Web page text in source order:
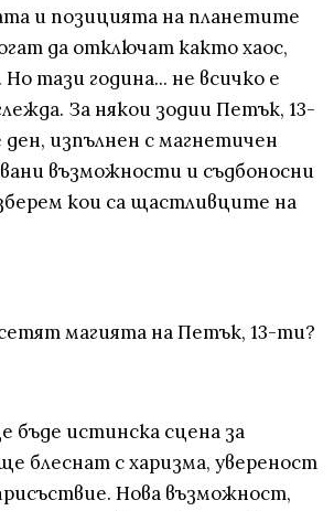
и позицията на планетите
да отключат както хаос,
тази година... не всичко е
За някои зодии Петък, 13-
изпълнен с магнетичен
възможности и съдбоносни
кои са щастливците на
магията на Петък, 13-ти?
бъде истинска сцена за
блеснат с харизма, увереност
Нова възможност,